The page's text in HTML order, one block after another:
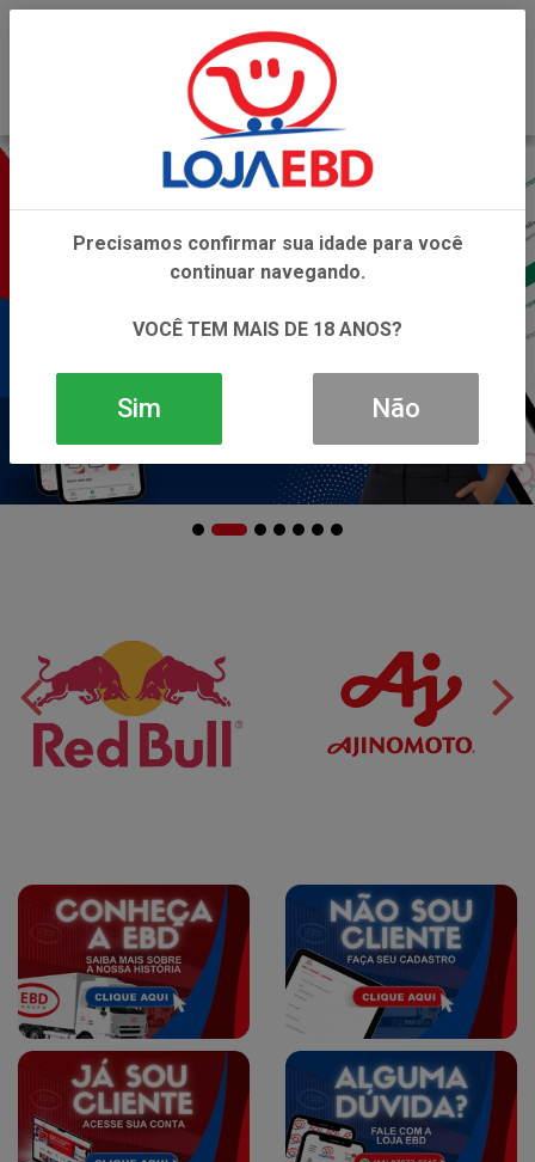
Precisamos confirmar sua idade para você
continuar navegando.
VOCÊ TEM MAIS DE 18 ANOS?
Sim Não